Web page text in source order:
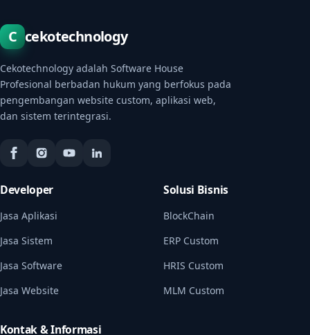
C cekotechnology
Cekotechnology adalah Software House
Profesional berbadan hukum yang berfokus pada
pengembangan website custom, aplikasi web,
dan sistem terintegrasi.
Developer
Jasa Aplikasi
Jasa Sistem
Jasa Software
Jasa Website
Solusi Bisnis
BlockChain
ERP Custom
HRIS Custom
MLM Custom
Kontak & Informasi